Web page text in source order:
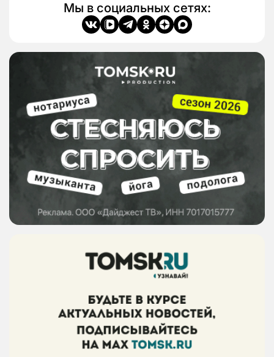
Мы в социальных сетях: